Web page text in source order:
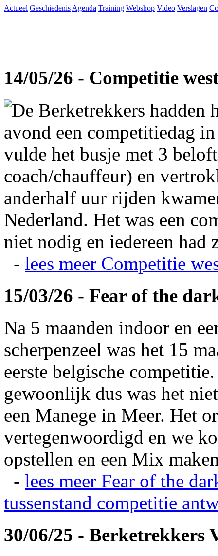
Actueel Geschiedenis Agenda Training Webshop Video Verslagen
14/05/26 - Competitie
De Berketrekkers hadden
avond een competitiedag
vulde het busje met 3
coach/chauffeur) en
anderhalf uur rijden
Nederland. Het was een
niet nodig en iedereen
- lees meer Competitie
15/03/26 - Fear of the
Na 5 maanden indoor en
scherpenzeel was het 15
eerste belgische
gewoonlijk dus was het
een Manege in Meer. Het
vertegenwoordigd en we
opstellen en een Mix
- lees meer Fear of the
tussenstand competitie
30/06/25 - Berketrekkers